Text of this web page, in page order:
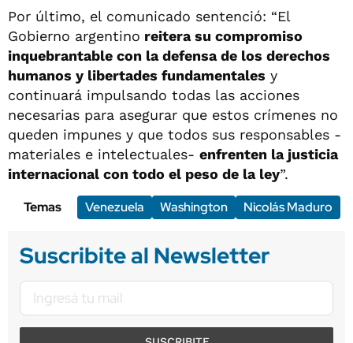
Por último, el comunicado sentenció: “El
Gobierno argentino reitera su compromiso
inquebrantable con la defensa de los derechos
humanos y libertades fundamentales y
continuará impulsando todas las acciones
necesarias para asegurar que estos crímenes no
queden impunes y que todos sus responsables -
materiales e intelectuales- enfrenten la justicia
internacional con todo el peso de la ley”.
Temas
Venezuela Washington Nicolás Maduro
Suscribite al Newsletter